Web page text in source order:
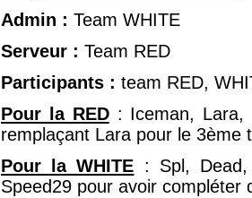
Admin : Team WHITE
Serveur : Team RED
Participants : team RED,
Pour la RED: Iceman, Lara,
remplaçant Lara pour le 3ème
Pour la WHITE : Spl,
Speed29 pour avoir compléter